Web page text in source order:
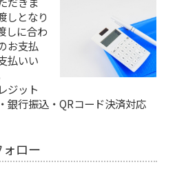
しとなり
しに合わ
お支払
払いい
ジット
銀行振込・QRコード決済対応
ロー